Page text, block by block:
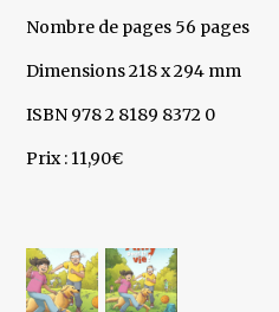
Nombre de pages 56 pages
Dimensions 218 x 294 mm
ISBN 978 2 8189 8372 0
Prix : 11,90€